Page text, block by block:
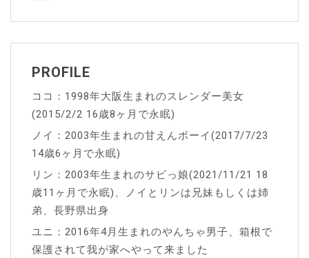
ン
PROFILE
ココ：1998年大阪生まれのスレンダー美女
(2015/2/2 16歳8ヶ月で永眠)
ノイ：2003年生まれの甘えんボーイ(2017/7/23
14歳6ヶ月で永眠)
リン：2003年生まれのサビっ娘(2021/11/21 18
歳11ヶ月で永眠)、ノイとリンは兄妹もしくは姉
弟、長野県出身
ユニ：2016年4月生まれのやんちゃ男子、箱根で
保護されて我が家へやって来ました